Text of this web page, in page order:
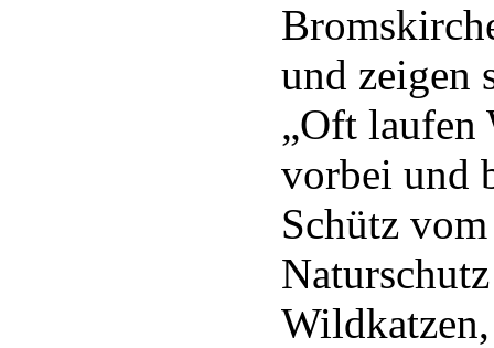
und zeigen
„Oft laufen
vorbei und
Schütz